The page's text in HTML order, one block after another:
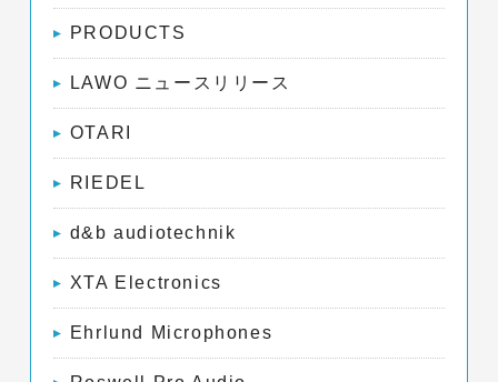
PRODUCTS
LAWO ニュースリリース
OTARI
RIEDEL
d&b audiotechnik
XTA Electronics
Ehrlund Microphones